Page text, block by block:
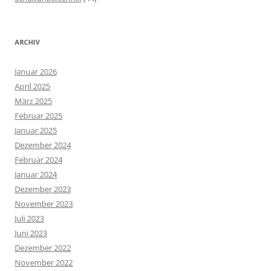
ARCHIV
Januar 2026
April 2025
März 2025
Februar 2025
Januar 2025
Dezember 2024
Februar 2024
Januar 2024
Dezember 2023
November 2023
Juli 2023
Juni 2023
Dezember 2022
November 2022